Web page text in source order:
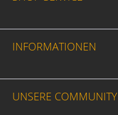
INFORMATIONEN
UNSERE COMMUNITY